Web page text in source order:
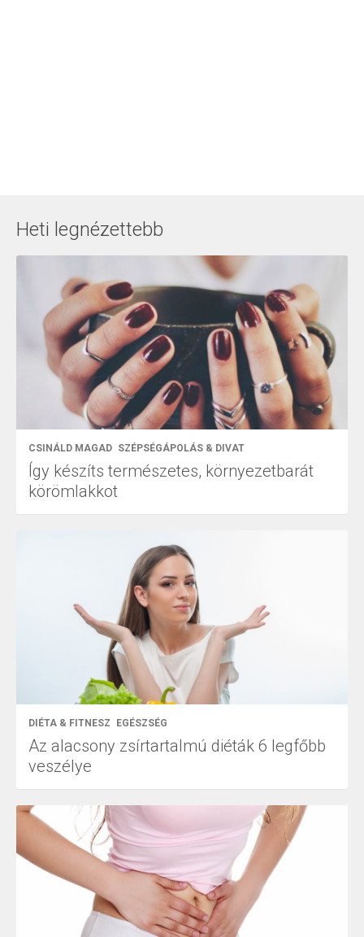
Heti legnézettebb
CSINÁLD MAGAD SZÉPSÉGÁPOLÁS & DIVAT
Így készíts természetes, környezetbarát
körömlakkot
DIÉTA & FITNESZ EGÉSZSÉG
Az alacsony zsírtartalmú diéták 6 legfőbb
veszélye